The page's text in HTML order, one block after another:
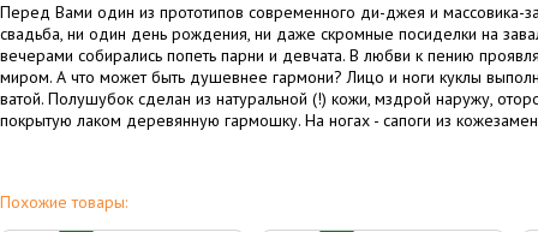
Перед Вами один из прототипов современного ди-джея и массовика-
свадьба, ни один день рождения, ни даже скромные посиделки на
вечерами собирались попеть парни и девчата. В любви к пению
миром. А что может быть душевнее гармони? Лицо и ноги куклы
ватой. Полушубок сделан из натуральной (!) кожи, мздрой наружу,
покрытую лаком деревянную гармошку. На ногах - сапоги из
Похожие товары: